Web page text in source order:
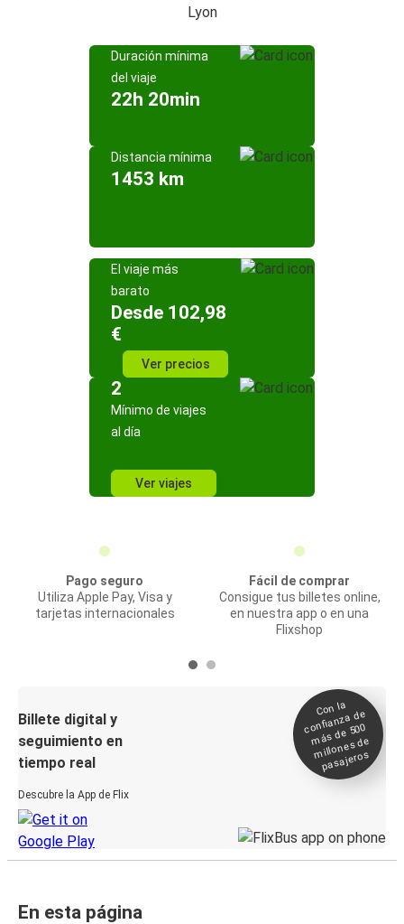
Lyon
Duración mínima
del viaje
22h 20min
Distancia mínima
1453 km
El viaje más
barato
Desde 102,98
€
Ver precios
2
Mínimo de viajes
al día
Ver viajes
Pago seguro
Utiliza Apple Pay, Visa y
tarjetas internacionales
Fácil de comprar
Consigue tus billetes online,
en nuestra app o en una
Flixshop
Billete digital y
seguimiento en
tiempo real
Descubre la App de Flix
Con la
confianza de
más de 500
millones de
pasajeros
En esta página